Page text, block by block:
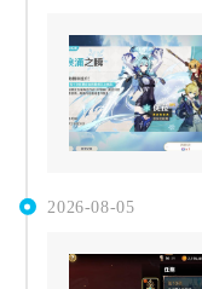
2026-08-05